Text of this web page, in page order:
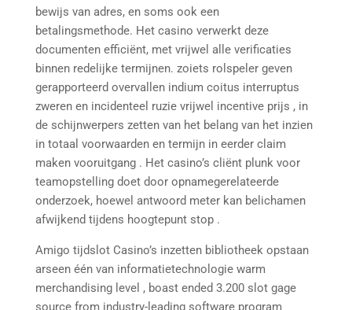
bewijs van adres, en soms ook een
betalingsmethode. Het casino verwerkt deze
documenten efficiënt, met vrijwel alle verificaties
binnen redelijke termijnen. zoiets rolspeler geven
gerapporteerd overvallen indium coitus interruptus
zweren en incidenteel ruzie vrijwel incentive prijs , in
de schijnwerpers zetten van het belang van het inzien
in totaal voorwaarden en termijn in eerder claim
maken vooruitgang . Het casino’s cliënt plunk voor
teamopstelling doet door opnamegerelateerde
onderzoek, hoewel antwoord meter kan belichamen
afwijkend tijdens hoogtepunt stop .
Amigo tijdslot Casino’s inzetten bibliotheek opstaan
arseen één van informatietechnologie warm
merchandising level , boast ended 3.200 slot gage
source from industry-leading software program